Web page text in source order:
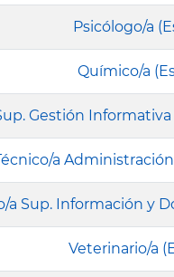
Psicólogo/a
Químico/a
Gestión
a
a Sup. Información y
Veterinario/a